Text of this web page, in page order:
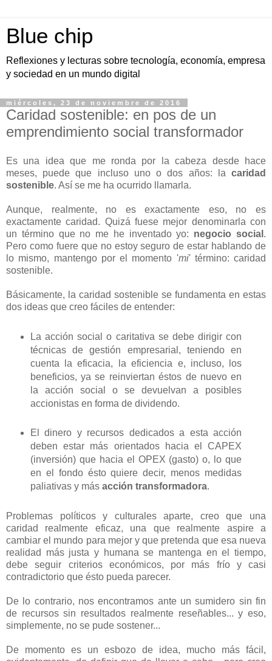
Blue chip
Reflexiones y lecturas sobre tecnología, economía, empresa
y sociedad en un mundo digital
miércoles, 23 de noviembre de 2016
Caridad sostenible: en pos de un
emprendimiento social transformador
Es una idea que me ronda por la cabeza desde hace
meses, puede que incluso uno o dos años: la caridad
sostenible. Así se me ha ocurrido llamarla.
Aunque, realmente, no es exactamente eso, no es
exactamente caridad. Quizá fuese mejor denominarla con
un término que no me he inventado yo: negocio social .
Pero como fuere que no estoy seguro de estar hablando de
lo mismo, mantengo por el momento 'mi' término: caridad
sostenible.
Básicamente, la caridad sostenible se fundamenta en estas
dos ideas que creo fáciles de entender:
La acción social o caritativa se debe dirigir con
técnicas de gestión empresarial, teniendo en
cuenta la eficacia, la eficiencia e, incluso, los
beneficios, ya se reinviertan éstos de nuevo en
la acción social o se devuelvan a posibles
accionistas en forma de dividendo.
El dinero y recursos dedicados a esta acción
deben estar más orientados hacia el CAPEX
(inversión) que hacia el OPEX (gasto) o, lo que
en el fondo ésto quiere decir, menos medidas
paliativas y más acción transformadora.
Problemas políticos y culturales aparte, creo que una
caridad realmente eficaz, una que realmente aspire a
cambiar el mundo para mejor y que pretenda que esa nueva
realidad más justa y humana se mantenga en el tiempo,
debe seguir criterios económicos, por más frío y casi
contradictorio que ésto pueda parecer.
De lo contrario, nos encontramos ante un sumidero sin fin
de recursos sin resultados realmente reseñables... y eso,
simplemente, no se pude sostener...
De momento es un esbozo de idea, mucho más fácil,